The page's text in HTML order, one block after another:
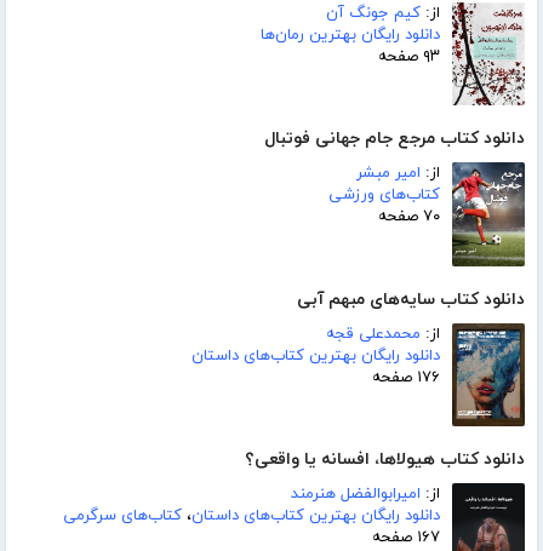
از: کیم جونگ آن
دانلود رایگان بهترین رمان‌ها
۹۳ صفحه
دانلود کتاب مرجع جام جهانی فوتبال
از: امیر مبشر
کتاب‌های ورزشی
۷۰ صفحه
دانلود کتاب سایه‌های مبهم آبی
از: محمدعلی قجه
دانلود رایگان بهترین کتاب‌های داستان
۱۷۶ صفحه
دانلود کتاب هیولاها، افسانه یا واقعی؟
از: امیرابوالفضل هنرمند
دانلود رایگان بهترین کتاب‌های داستان، کتاب‌های سرگرمی
۱۶۷ صفحه